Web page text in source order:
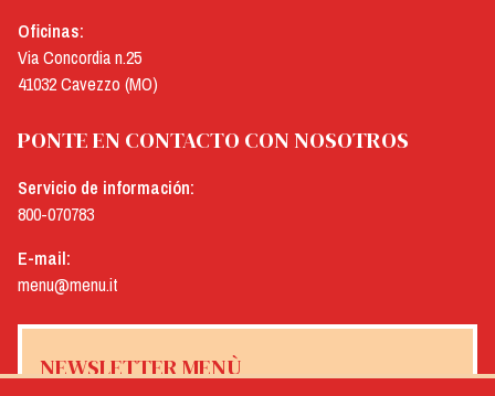
Oficinas:
Via Concordia n.25
41032 Cavezzo (MO)
PONTE EN CONTACTO CON NOSOTROS
Servicio de información:
800-070783
E-mail:
menu@menu.it
NEWSLETTER MENÙ